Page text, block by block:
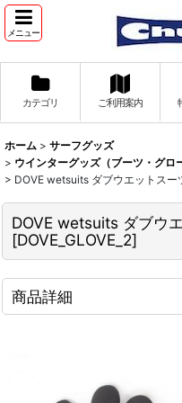
メニュー
カテゴリ ご利用案内
ホーム > サーフグッズ
> ウインターグッズ（ブーツ・グロ
> DOVE wetsuits ダブウエットスー
DOVE wetsuits ダブウ
[DOVE_GLOVE_2]
商品詳細